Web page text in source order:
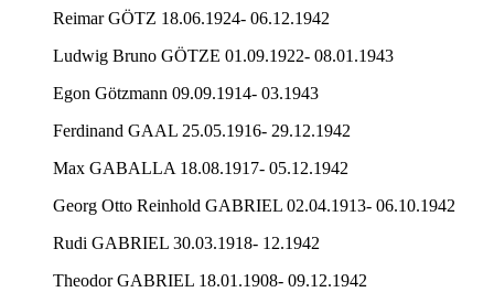
Reimar GÖTZ 18.06.1924- 06.12.1942
Ludwig Bruno GÖTZE 01.09.1922- 08.01.1943
Egon Götzmann 09.09.1914- 03.1943
Ferdinand GAAL 25.05.1916- 29.12.1942
Max GABALLA 18.08.1917- 05.12.1942
Georg Otto Reinhold GABRIEL 02.04.1913- 06.10.1942
Rudi GABRIEL 30.03.1918- 12.1942
Theodor GABRIEL 18.01.1908- 09.12.1942